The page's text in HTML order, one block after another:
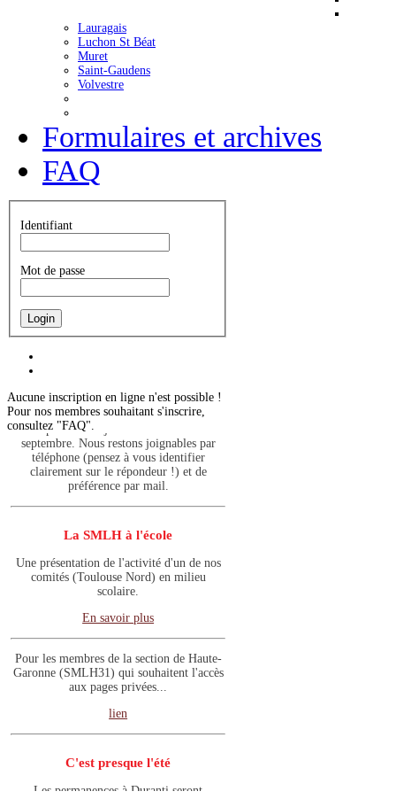
Lauragais
Luchon St Béat
Muret
Saint-Gaudens
Volvestre
Formulaires et archives
FAQ
Identifiant
Mot de passe
Aucune inscription en ligne n'est possible !
Pour nos membres souhaitant s'inscrire,
consultez "FAQ".
Les permanences à Duranti seront
suspendues en juillet et août et le 2
septembre. Nous restons joignables par
téléphone (pensez à vous identifier
clairement sur le répondeur !) et de
préférence par mail.
comités (Toulouse Nord) en milieu
scolaire.
Garonne (SMLH31) qui souhaitent l'accès
aux pages privées...
suspendues en juillet et août et le 2